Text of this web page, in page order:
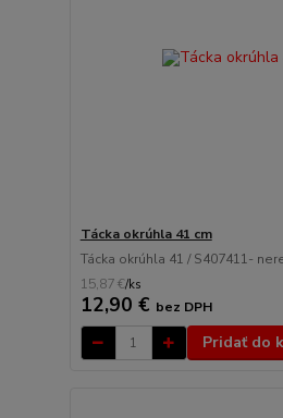
Tácka okrúhla 41 cm
Tácka okrúhla 41 / S407411-
15,87 €/ks
12,90 € bez DPH
Pridať do